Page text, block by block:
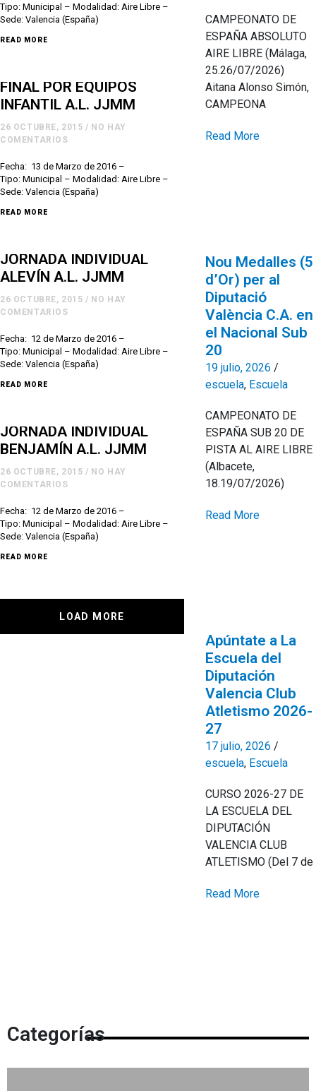
Tipo: Municipal – Modalidad: Aire Libre –
Sede: Valencia (España)
READ MORE
FINAL POR EQUIPOS
INFANTIL A.L. JJMM
26 OCTUBRE, 2015 / NO HAY
COMENTARIOS
Fecha: 13 de Marzo de 2016 –
Tipo: Municipal – Modalidad: Aire Libre –
Sede: Valencia (España)
READ MORE
JORNADA INDIVIDUAL
ALEVÍN A.L. JJMM
26 OCTUBRE, 2015 / NO HAY
COMENTARIOS
Fecha: 12 de Marzo de 2016 –
Tipo: Municipal – Modalidad: Aire Libre –
Sede: Valencia (España)
READ MORE
JORNADA INDIVIDUAL
BENJAMÍN A.L. JJMM
26 OCTUBRE, 2015 / NO HAY
COMENTARIOS
Fecha: 12 de Marzo de 2016 –
Tipo: Municipal – Modalidad: Aire Libre –
Sede: Valencia (España)
READ MORE
LOAD MORE
CAMPEONATO DE
ESPAÑA ABSOLUTO
AIRE LIBRE (Málaga,
25.26/07/2026)
Aitana Alonso Simón,
CAMPEONA
Read More
Nou Medalles (5
d’Or) per al
Diputació
València C.A. en
el Nacional Sub
20
19 julio, 2026 /
escuela, Escuela
CAMPEONATO DE
ESPAÑA SUB 20 DE
PISTA AL AIRE LIBRE
(Albacete,
18.19/07/2026)
Read More
Apúntate a La
Escuela del
Diputación
Valencia Club
Atletismo 2026-
27
17 julio, 2026 /
escuela, Escuela
CURSO 2026-27 DE
LA ESCUELA DEL
DIPUTACIÓN
VALENCIA CLUB
ATLETISMO (Del 7 de
Read More
Categorías